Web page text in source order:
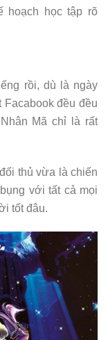
hoạch học tập rõ
rồi, dù là ngày
đều đều
Mã chỉ là rất
thủ vừa là chiến
với tất cả mọi
tốt đâu.